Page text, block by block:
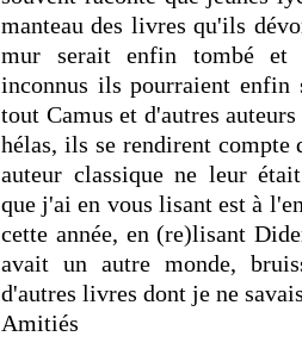
manteau des livres qu'ils
mur serait enfin tombé et
inconnus ils pourraient enfin
tout Camus et d'autres
hélas, ils se rendirent compte
auteur classique ne leur
que j'ai en vous lisant est à
cette année, en (re)lisant
avait un autre monde,
d'autres livres dont je ne
Amitiés